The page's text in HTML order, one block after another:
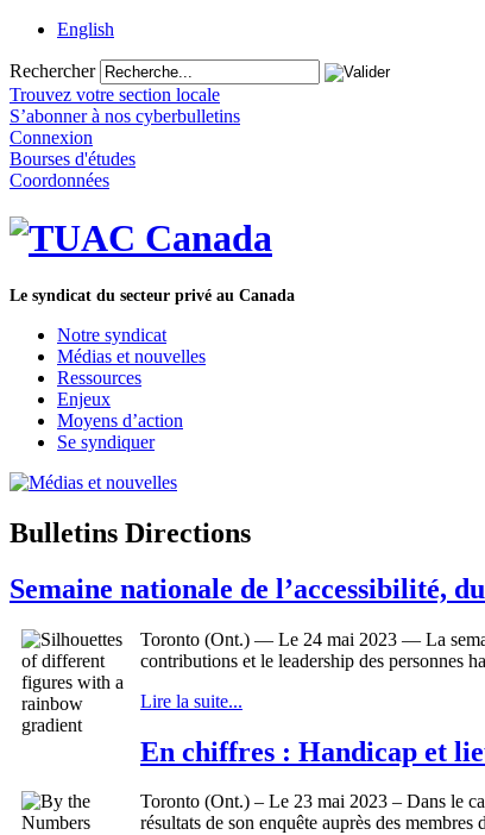
English
Rechercher
Trouvez votre section locale
S’abonner à nos cyberbulletins
Connexion
Bourses d'études
Coordonnées
Le syndicat du secteur privé au Canada
Notre syndicat
Médias et nouvelles
Ressources
Enjeux
Moyens d’action
Se syndiquer
Bulletins Directions
Semaine nationale de l’accessibilité,
Toronto (Ont.) — Le 24 mai 2023 — La
contributions et le leadership des personnes
Lire la suite...
En chiffres : Handicap et
Toronto (Ont.) – Le 23 mai 2023 – Dans le
résultats de son enquête auprès des